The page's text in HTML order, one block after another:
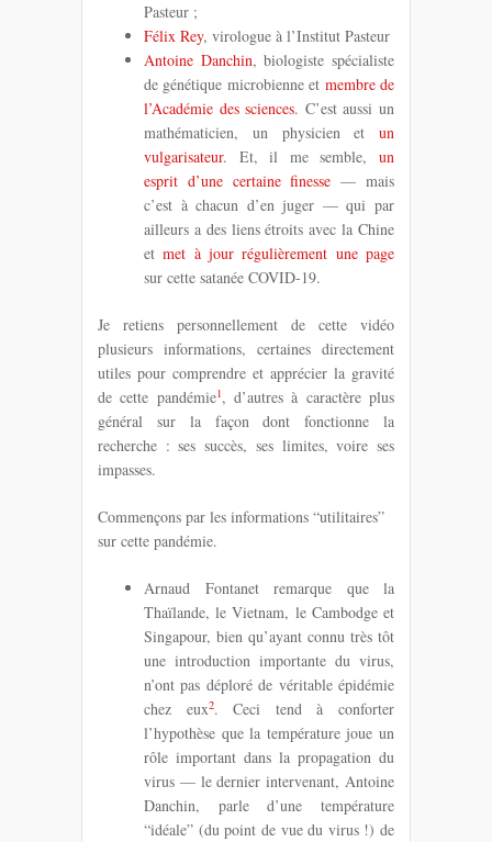
Pasteur ;
Félix Rey, virologue à l’Institut Pasteur
Antoine Danchin, biologiste spécialiste
de génétique microbienne et membre de
l’Académie des sciences. C’est aussi un
mathématicien, un physicien et un
vulgarisateur. Et, il me semble, un
esprit d’une certaine finesse — mais
c’est à chacun d’en juger — qui par
ailleurs a des liens étroits avec la Chine
etmet à jour régulièrement une page
sur cette satanée COVID-19.
Je retiens personnellement de cette vidéo
plusieurs informations, certaines directement
utiles pour comprendre et apprécier la gravité
de cette pandémie1, d’autres à caractère plus
général sur la façon dont fonctionne la
recherche : ses succès, ses limites, voire ses
impasses.
Commençons par les informations “utilitaires”
sur cette pandémie.
Arnaud Fontanet remarque que la
Thaïlande, le Vietnam, le Cambodge et
Singapour, bien qu’ayant connu très tôt
une introduction importante du virus,
n’ont pas déploré de véritable épidémie
chez eux2. Ceci tend à conforter
l’hypothèse que la température joue un
rôle important dans la propagation du
virus — le dernier intervenant, Antoine
Danchin, parle d’une température
“idéale” (du point de vue du virus !) de